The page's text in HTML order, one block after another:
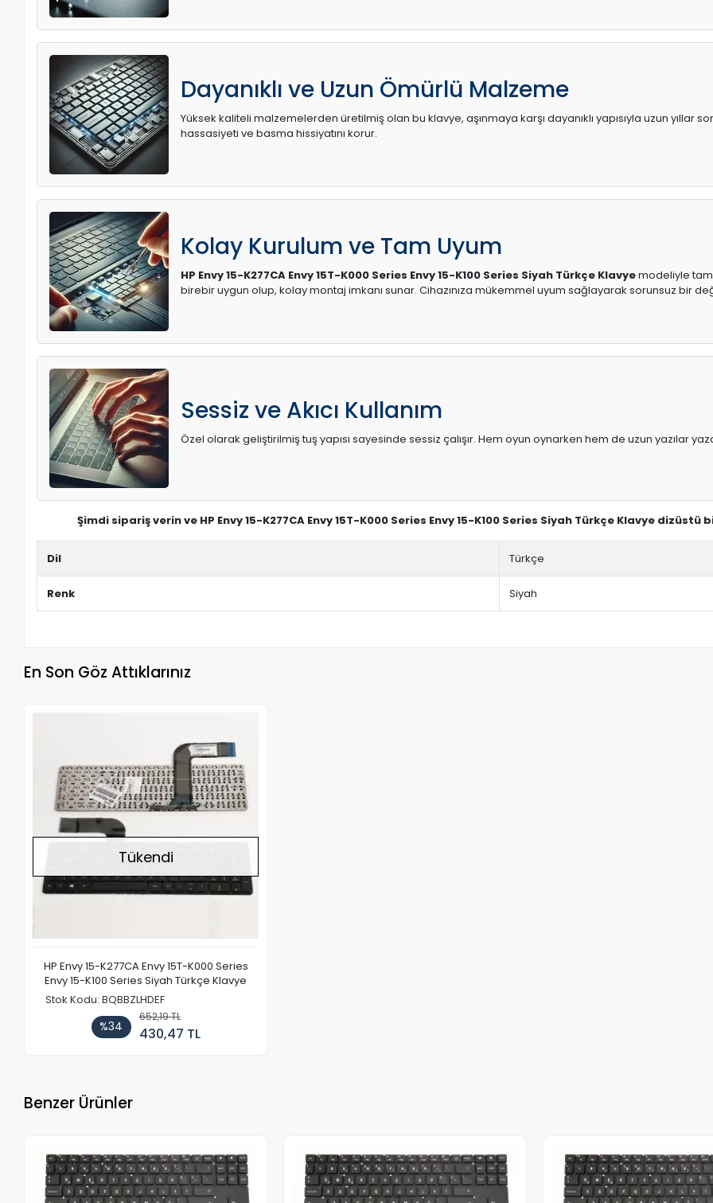
Dayanıklı ve Uzun Ömürlü Malzeme
Yüksek kaliteli malzemelerden üretilmiş olan bu klavye, aşınmaya karşı dayanıklı yapısıyla uzun yıllar
hassasiyeti ve basma hissiyatını korur.
Kolay Kurulum ve Tam Uyum
HP Envy 15-K277CA Envy 15T-K000 Series Envy 15-K100 Series Siyah Türkçe Klavyemodeliyle tam
birebir uygun olup, kolay montaj imkanı sunar. Cihazınıza mükemmel uyum sağlayarak sorunsuz bir
Sessiz ve Akıcı Kullanım
Özel olarak geliştirilmiş tuş yapısı sayesinde sessiz çalışır. Hem oyun oynarken hem de uzun yazılar
Şimdi sipariş verin ve HP Envy 15-K277CA Envy 15T-K000 Series Envy 15-K100 Series Siyah Türkçe Klavye
Dil Türkçe
Renk Siyah
En Son Göz Attıklarınız
Tükendi
HP Envy 15-K277CA Envy 15T-K000 Series
Envy 15-K100 Series Siyah Türkçe Klavye
Stok Kodu: BQBBZLHDEF
%34
652,19 TL
430,47 TL
Benzer Ürünler